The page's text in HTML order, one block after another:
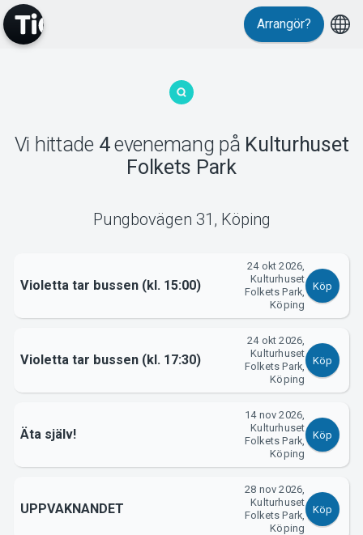
MyTickster
Support
Om Tickster
Arrangör?
Vi hittade 4evenemang på Kulturhuset
Folkets Park
Pungbovägen 31 , Köping
Violetta tar bussen (kl. 15:00)
24 okt 2026,
Kulturhuset
Folkets Park,
Köping
Köp
Violetta tar bussen (kl. 17:30)
24 okt 2026,
Kulturhuset
Folkets Park,
Köping
Köp
Äta själv!
14 nov 2026,
Kulturhuset
Folkets Park,
Köping
Köp
UPPVAKNANDET
28 nov 2026,
Kulturhuset
Folkets Park,
Köping
Köp